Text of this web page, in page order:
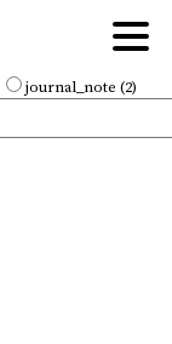
journal_note (2)